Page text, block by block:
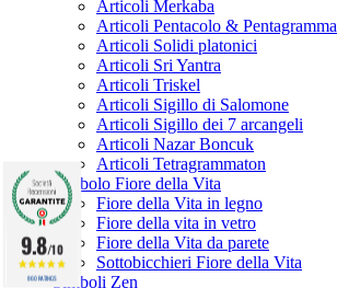
Articoli Merkaba
Articoli Pentacolo & Pentagramma
Articoli Solidi platonici
Articoli Sri Yantra
Articoli Triskel
Articoli Sigillo di Salomone
Articoli Sigillo dei 7 arcangeli
Articoli Nazar Boncuk
Articoli Tetragrammaton
Simbolo Fiore della Vita
Fiore della Vita in legno
Fiore della vita in vetro
Fiore della Vita da parete
Sottobicchieri Fiore della Vita
Simboli Zen
9.8/10
860 RATINGS